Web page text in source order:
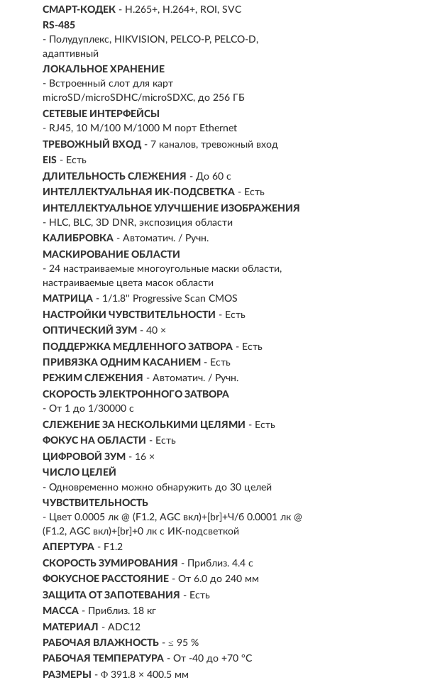
СМАРТ-КОДЕК - H.265+, H.264+, ROI, SVC
RS-485
- Полудуплекс, HIKVISION, PELCO-P, PELCO-D,
адаптивный
ЛОКАЛЬНОЕ ХРАНЕНИЕ
- Встроенный слот для карт
microSD/microSDHC/microSDXC, до 256 ГБ
СЕТЕВЫЕ ИНТЕРФЕЙСЫ
- RJ45, 10 M/100 M/1000 M порт Ethernet
ТРЕВОЖНЫЙ ВХОД - 7 каналов, тревожный вход
EIS - Есть
ДЛИТЕЛЬНОСТЬ СЛЕЖЕНИЯ - До 60 с
ИНТЕЛЛЕКТУАЛЬНАЯ ИК-ПОДСВЕТКА - Есть
ИНТЕЛЛЕКТУАЛЬНОЕ УЛУЧШЕНИЕ ИЗОБРАЖЕНИЯ
- HLC, BLC, 3D DNR, экспозиция области
КАЛИБРОВКА - Автоматич. / Ручн.
МАСКИРОВАНИЕ ОБЛАСТИ
- 24 настраиваемые многоугольные маски области,
настраиваемые цвета масок области
МАТРИЦА - 1/1.8'' Progressive Scan CMOS
НАСТРОЙКИ ЧУВСТВИТЕЛЬНОСТИ - Есть
ОПТИЧЕСКИЙ ЗУМ - 40 ×
ПОДДЕРЖКА МЕДЛЕННОГО ЗАТВОРА - Есть
ПРИВЯЗКА ОДНИМ КАСАНИЕМ - Есть
РЕЖИМ СЛЕЖЕНИЯ - Автоматич. / Ручн.
СКОРОСТЬ ЭЛЕКТРОННОГО ЗАТВОРА
- От 1 до 1/30000 с
СЛЕЖЕНИЕ ЗА НЕСКОЛЬКИМИ ЦЕЛЯМИ - Есть
ФОКУС НА ОБЛАСТИ - Есть
ЦИФРОВОЙ ЗУМ - 16 ×
ЧИСЛО ЦЕЛЕЙ
- Одновременно можно обнаружить до 30 целей
ЧУВСТВИТЕЛЬНОСТЬ
- Цвет 0.0005 лк @ (F1.2, AGC вкл)+[br]+Ч/б 0.0001 лк @
(F1.2, AGC вкл)+[br]+0 лк с ИК-подсветкой
АПЕРТУРА - F1.2
СКОРОСТЬ ЗУМИРОВАНИЯ - Приблиз. 4.4 с
ФОКУСНОЕ РАССТОЯНИЕ - От 6.0 до 240 мм
ЗАЩИТА ОТ ЗАПОТЕВАНИЯ - Есть
МАССА - Приблиз. 18 кг
МАТЕРИАЛ - ADC12
РАБОЧАЯ ВЛАЖНОСТЬ - ≤ 95 %
РАБОЧАЯ ТЕМПЕРАТУРА - От -40 до +70 °C
РАЗМЕРЫ
- Φ 391.8 × 400.5 мм